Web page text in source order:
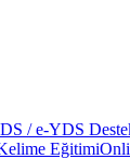
/ e-YDS
Eğitimi